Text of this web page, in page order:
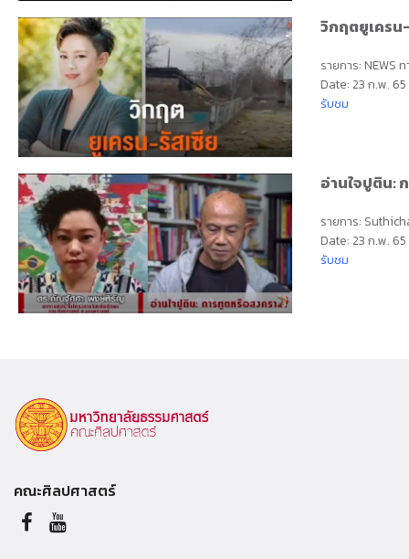
วิกฤตยูเครน
รายการ: NEWS
Date: 23 ก.พ. 65
รับชม
อ่านใจปูติน:
รายการ:
Date: 23 ก.พ. 65
รับชม
คณะศิลปศาสตร์